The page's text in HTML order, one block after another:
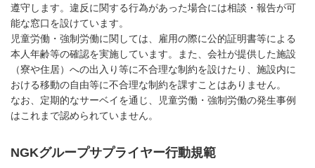
遵守します。違反に関する行為があった場合には相談・報告が可
能な窓口を設けています。
児童労働・強制労働に関しては、雇用の際に公的証明書等による
本人年齢等の確認を実施しています。また、会社が提供した施設
（寮や住居）への出入り等に不合理な制約を設けたり、施設内に
おける移動の自由等に不合理な制約を課すことはありません。
なお、定期的なサーベイを通じ、児童労働・強制労働の発生事例
はこれまで認められていません。
NGKグループサプライヤー行動規範